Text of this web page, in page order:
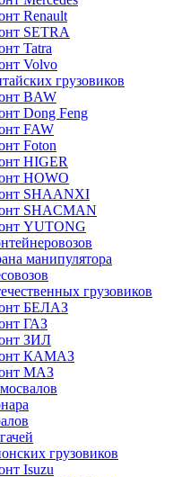
Renault
SETRA
Tatra
Volvo
грузовиков
BAW
Dong Feng
FAW
Foton
HIGER
HOWO
SHAANXI
SHACMAN
YUTONG
манипулятора
грузовиков
БЕЛАЗ
ГАЗ
ЗИЛ
КАМАЗ
МАЗ
грузовиков
Isuzu